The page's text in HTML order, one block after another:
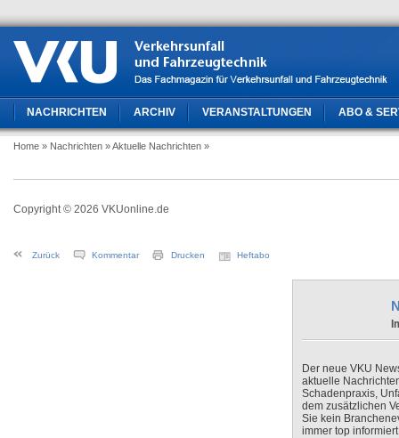
NACHRICHTEN ARCHIV VERANSTALTUNGEN ABO &
Home » Nachrichten » Aktuelle Nachrichten »
Copyright © 2026 VKUonline.de
Zurück Kommentar Drucken Heftabo
Der neue VKU
aktuelle
Schadenpraxis,
dem zusätzlichen
Sie kein
immer top